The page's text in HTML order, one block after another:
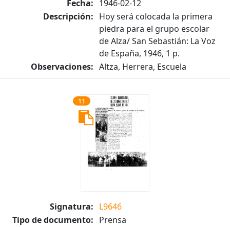
Fecha: 1946-02-12
Descripción: Hoy será colocada la primera
piedra para el grupo escolar
de Alza/ San Sebastián: La Voz
de España, 1946, 1 p.
Observaciones: Altza, Herrera, Escuela
11
Signatura: L9646
Tipo de documento: Prensa